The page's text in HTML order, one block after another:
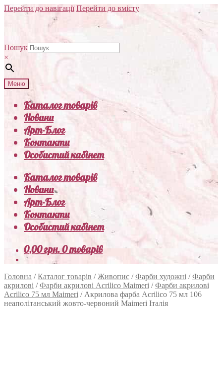
Перейти до навігації Перейти до вмісту
Пошук
×
Меню
Каталог товарів
Новини
Арт-Блог
Контакти
Особистий кабінет
Каталог товарів
Новини
Арт-Блог
Контакти
Особистий кабінет
0,00грн.0 товарів
Головна /Каталог товарів /Живопис /Фарби художні /Фарби
акрилові /Фарби акрилові Acrilico Maimeri /Фарби акрилові
Acrilico 75 мл Maimeri / Акрилова фарба Acrilico 75 мл 106
неаполітанський жовто-червоний Maimeri Італія